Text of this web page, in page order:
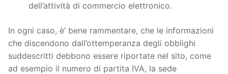
dell’attività di commercio elettronico.
In ogni caso, è’ bene rammentare, che le informazioni
che discendono dall’ottemperanza degli obblighi
suddescritti debbono essere riportate nel sito, come
ad esempio il numero di partita IVA, la sede